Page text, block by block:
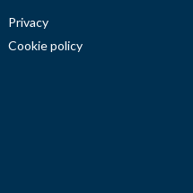
Privacy
Cookie policy